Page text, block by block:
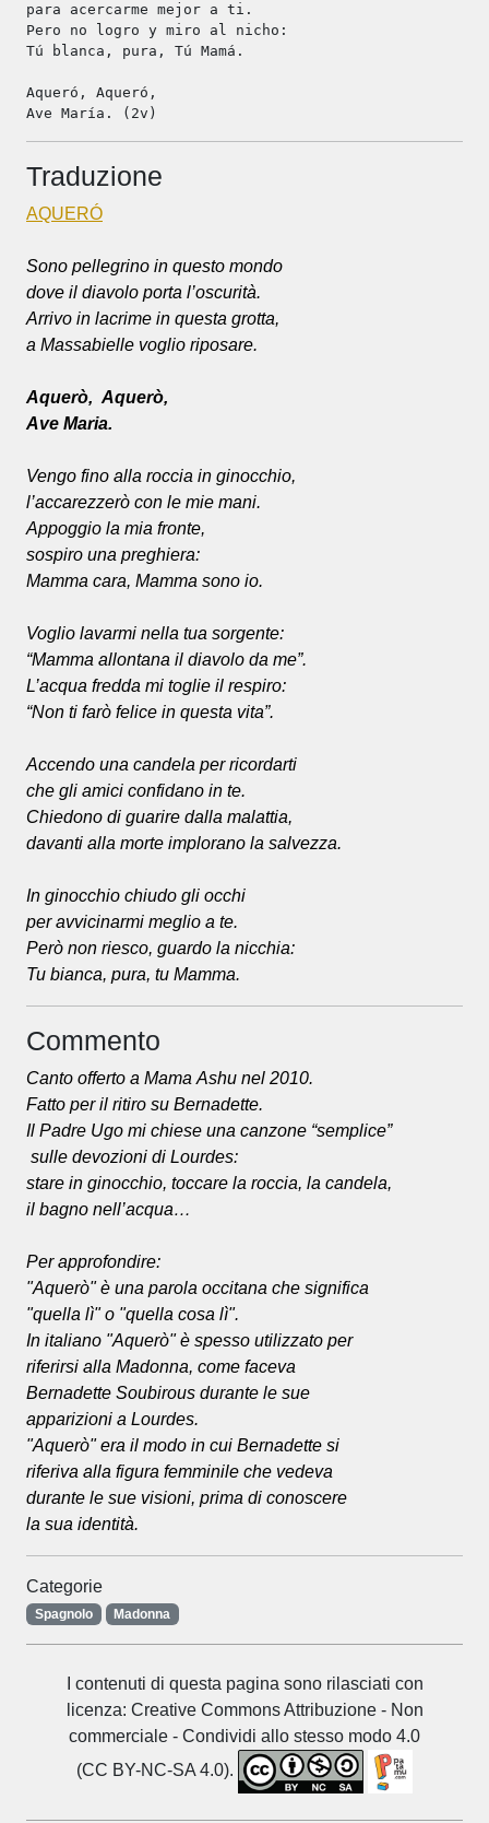
para acercarme mejor a ti.
Pero no logro y miro al nicho:
Tú blanca, pura, Tú Mamá.
Aqueró, Aqueró,
Ave María. (2v)
Traduzione
AQUERÓ
Sono pellegrino in questo mondo
dove il diavolo porta l’oscurità.
Arrivo in lacrime in questa grotta,
a Massabielle voglio riposare.
Aquerò, Aquerò,
Ave Maria.
Vengo fino alla roccia in ginocchio,
l’accarezzerò con le mie mani.
Appoggio la mia fronte,
sospiro una preghiera:
Mamma cara, Mamma sono io.
Voglio lavarmi nella tua sorgente:
“Mamma allontana il diavolo da me”.
L’acqua fredda mi toglie il respiro:
“Non ti farò felice in questa vita”.
Accendo una candela per ricordarti
che gli amici confidano in te.
Chiedono di guarire dalla malattia,
davanti alla morte implorano la salvezza.
In ginocchio chiudo gli occhi
per avvicinarmi meglio a te.
Però non riesco, guardo la nicchia:
Tu bianca, pura, tu Mamma.
Commento
Canto offerto a Mama Ashu nel 2010.
Fatto per il ritiro su Bernadette.
Il Padre Ugo mi chiese una canzone “semplice”
sulle devozioni di Lourdes:
stare in ginocchio, toccare la roccia, la candela,
il bagno nell’acqua…
Per approfondire:
"Aquerò" è una parola occitana che significa
"quella lì" o "quella cosa lì".
In italiano "Aquerò" è spesso utilizzato per
riferirsi alla Madonna, come faceva
Bernadette Soubirous durante le sue
apparizioni a Lourdes.
"Aquerò" era il modo in cui Bernadette si
riferiva alla figura femminile che vedeva
durante le sue visioni, prima di conoscere
la sua identità.
Categorie
Spagnolo Madonna
I contenuti di questa pagina sono rilasciati con
licenza: Creative Commons Attribuzione - Non
commerciale - Condividi allo stesso modo 4.0
(CC BY-NC-SA 4.0).